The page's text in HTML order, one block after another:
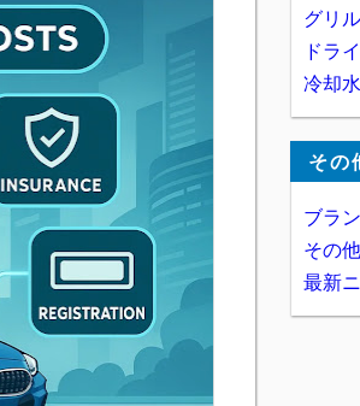
グリル
ドラ
冷却水
その
ブラ
その他
最新